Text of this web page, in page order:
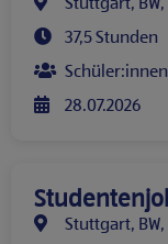
37,5 Stunden
Schüler:innen
28.07.2026
Stuttgart, BW,